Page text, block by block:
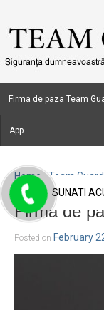
Firma de paza Team
App
Home Team Guard
Firma de
Posted on February
SUNATI